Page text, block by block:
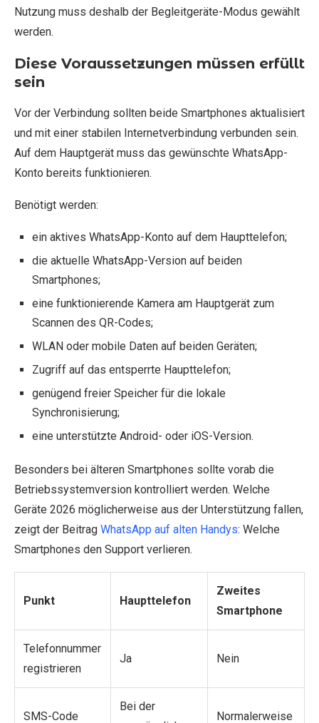
Nutzung muss deshalb der Begleitgeräte-Modus gewählt
werden.
Diese Voraussetzungen müssen erfüllt
sein
Vor der Verbindung sollten beide Smartphones aktualisiert
und mit einer stabilen Internetverbindung verbunden sein.
Auf dem Hauptgerät muss das gewünschte WhatsApp-
Konto bereits funktionieren.
Benötigt werden:
ein aktives WhatsApp-Konto auf dem Haupttelefon;
die aktuelle WhatsApp-Version auf beiden
Smartphones;
eine funktionierende Kamera am Hauptgerät zum
Scannen des QR-Codes;
WLAN oder mobile Daten auf beiden Geräten;
Zugriff auf das entsperrte Haupttelefon;
genügend freier Speicher für die lokale
Synchronisierung;
eine unterstützte Android- oder iOS-Version.
Besonders bei älteren Smartphones sollte vorab die
Betriebssystemversion kontrolliert werden. Welche
Geräte 2026 möglicherweise aus der Unterstützung fallen,
zeigt der Beitrag WhatsApp auf alten Handys: Welche
Smartphones den Support verlieren.
Punkt Haupttelefon
Zweites
Smartphone
Telefonnummer
registrieren
Ja Nein
SMS-Code
Bei der
Normalerweise